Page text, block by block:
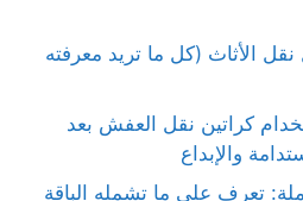
الأثاث (كل ما تريد معرفته
كراتين نقل العفش بعد
والإبداع
تعرف على ما تشمله الباقة